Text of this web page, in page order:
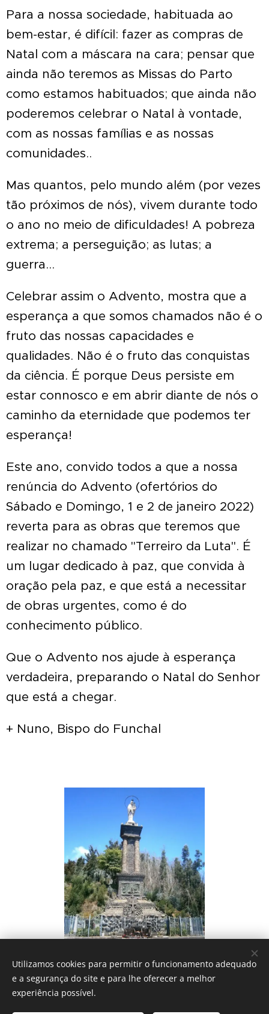
Para a nossa sociedade, habituada ao
bem-estar, é difícil: fazer as compras de
Natal com a máscara na cara; pensar que
ainda não teremos as Missas do Parto
como estamos habituados; que ainda não
poderemos celebrar o Natal à vontade,
com as nossas famílias e as nossas
comunidades..
Mas quantos, pelo mundo além (por vezes
tão próximos de nós), vivem durante todo
o ano no meio de dificuldades! A pobreza
extrema; a perseguição; as lutas; a
guerra...
Celebrar assim o Advento, mostra que a
esperança a que somos chamados não é o
fruto das nossas capacidades e
qualidades. Não é o fruto das conquistas
da ciência. É porque Deus persiste em
estar connosco e em abrir diante de nós o
caminho da eternidade que podemos ter
esperança!
Este ano, convido todos a que a nossa
renúncia do Advento (ofertórios do
Sábado e Domingo, 1 e 2 de janeiro 2022)
reverta para as obras que teremos que
realizar no chamado "Terreiro da Luta". É
um lugar dedicado à paz, que convida à
oração pela paz, e que está a necessitar
de obras urgentes, como é do
conhecimento público.
Que o Advento nos ajude à esperança
verdadeira, preparando o Natal do Senhor
que está a chegar.
+ Nuno, Bispo do Funchal
Utilizamos cookies para permitir o funcionamento adequado
e a segurança do site e para lhe oferecer a melhor
experiência possível.